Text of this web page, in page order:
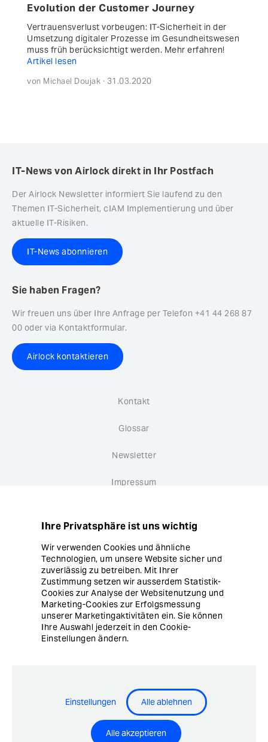
Evolution der Customer Journey
Vertrauensverlust vorbeugen: IT-Sicherheit in der
Umsetzung digitaler Prozesse im Gesundheitswesen
muss früh berücksichtigt werden. Mehr erfahren!
Artikel lesen
von Michael Doujak · 31.03.2020
IT-News von Airlock direkt in Ihr Postfach
Der Airlock Newsletter informiert Sie laufend zu den
Themen IT-Sicherheit, cIAM Implementierung und über
aktuelle IT-Risiken.
IT-News abonnieren
Sie haben Fragen?
Wir freuen uns über Ihre Anfrage per Telefon +41 44 268 87
00 oder via Kontaktformular.
Airlock kontaktieren
Kontakt
Glossar
Newsletter
Impressum
Cookie Einstellungen
© Copyright Ergon Informatik AG
Airlock® - Security Innovation by Ergon Informatik AG
Ihre Privatsphäre ist uns wichtig
Wir verwenden Cookies und ähnliche
Technologien, um unsere Website sicher und
zuverlässig zu betreiben. Mit Ihrer
Zustimmung setzen wir ausserdem Statistik-
Cookies zur Analyse der Websitenutzung und
Marketing-Cookies zur Erfolgsmessung
unserer Marketingaktivitäten ein. Sie können
Ihre Auswahl jederzeit in den Cookie-
Einstellungen ändern.
Einstellungen Alle ablehnen
Alle akzeptieren